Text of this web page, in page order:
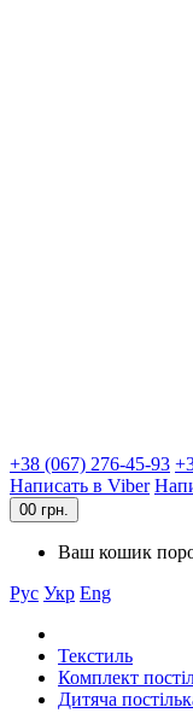
+38 (067) 276-45-93
Написать в Viber
00 грн.
Ваш кошик
Рус Укр Eng
Текстиль
Комплект
Дитяча